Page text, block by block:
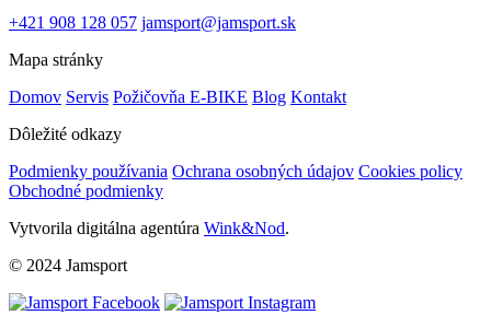
+421 908 128 057 jamsport@jamsport.sk
Mapa stránky
Domov Servis Požičovňa E-BIKE Blog Kontakt
Dôležité odkazy
Podmienky používania Ochrana osobných údajov Cookies policy
Obchodné podmienky
Vytvorila digitálna agentúra Wink&Nod.
© 2024 Jamsport